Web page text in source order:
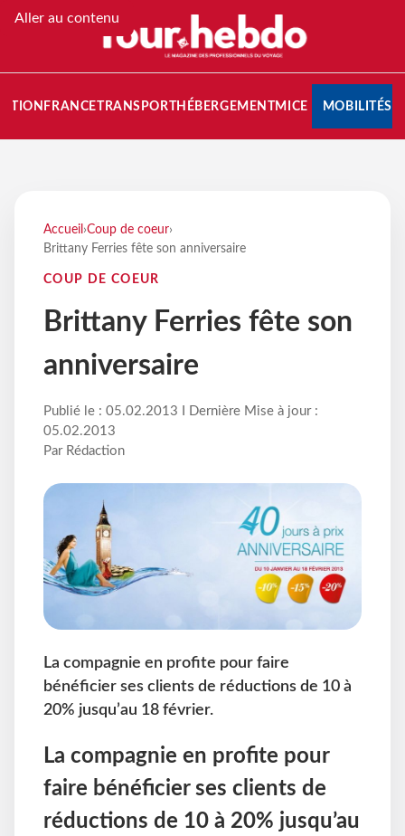
Aller au contenu
FRANCETRANSPORT HÉBERGEMENTMICE MOBILITÉS
Accueil ›Coup de coeur›
Brittany Ferries fête son anniversaire
COUP DE COEUR
Brittany Ferries fête son
anniversaire
Publié le : 05.02.2013 I Dernière Mise à jour :
05.02.2013
Par Rédaction
La compagnie en profite pour faire
bénéficier ses clients de réductions de 10 à
20% jusqu’au 18 février.
La compagnie en profite pour
faire bénéficier ses clients de
réductions de 10 à 20% jusqu’au